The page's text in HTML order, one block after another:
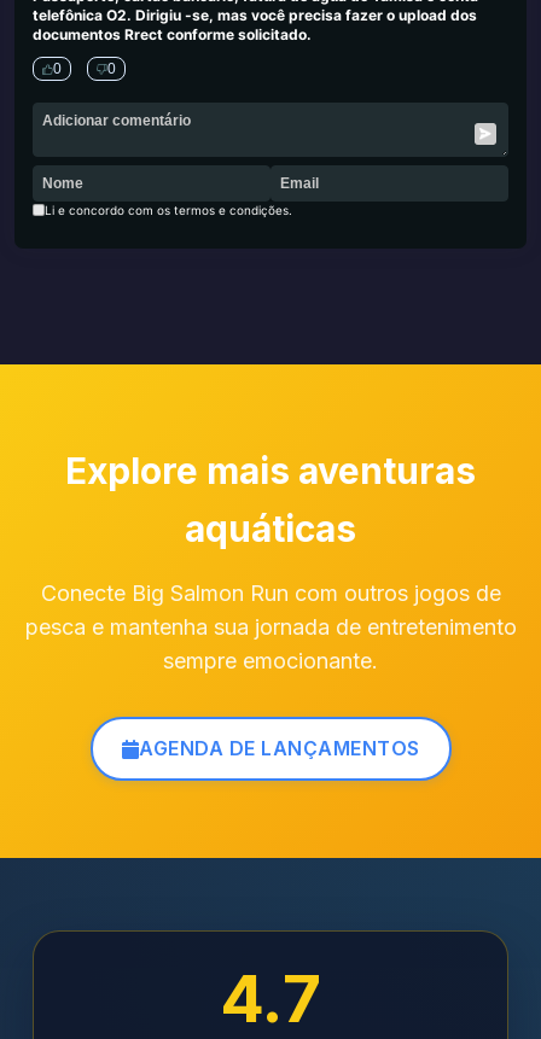
telefônica O2. Dirigiu -se, mas você precisa fazer o upload dos
documentos Rrect conforme solicitado.
0 0
Li e concordo com os termos e condições.
Explore mais aventuras
aquáticas
Conecte Big Salmon Run com outros jogos de
pesca e mantenha sua jornada de entretenimento
sempre emocionante.
AGENDA DE LANÇAMENTOS
4.7